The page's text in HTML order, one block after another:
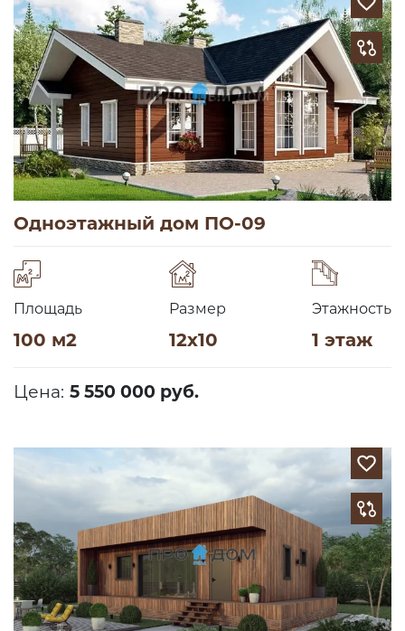
Одноэтажный дом ПО-09
Площадь
100 м2
Размер
12х10
Этажность
1 этаж
Цена: 5 550 000 руб.